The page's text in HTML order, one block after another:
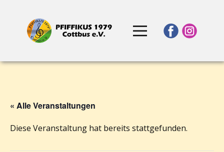
« Alle Veranstaltungen
Diese Veranstaltung hat bereits stattgefunden.